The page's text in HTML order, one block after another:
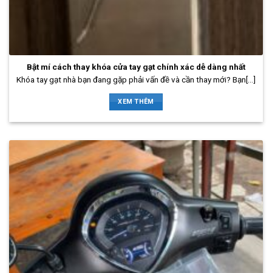
Bật mí cách thay khóa cửa tay gạt chính xác dễ dàng nhất
Khóa tay gạt nhà bạn đang gặp phải vấn đề và cần thay mới? Bạn[...]
XEM THÊM